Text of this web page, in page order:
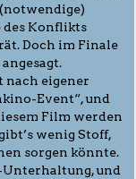
des Konflikts
Doch im Finale
nach eigener
Event“, und
Film werden
wenig Stoff,
sorgen könnte.
und